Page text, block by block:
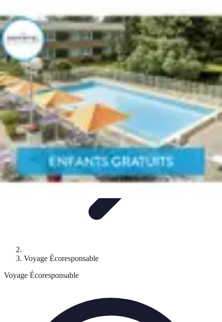
Voyage DurableSécurité en voyageVoyage ÉcoresponsableVoyages
en Solo
Conseils Pratiques
Globe Explore
Voyage Écoresponsable
Voyage Écoresponsable